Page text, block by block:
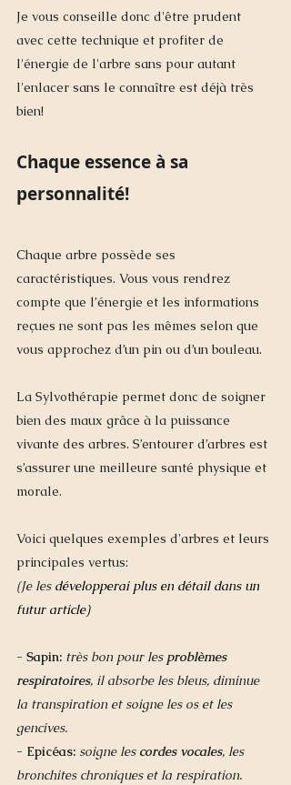
Je vous conseille donc d'être prudent
avec cette technique et profiter de
l'énergie de l'arbre sans pour autant
l'enlacer sans le connaître est déjà très
bien!
Chaque essence à sa
personnalité!
Chaque arbre possède ses
caractéristiques. Vous vous rendrez
compte que l’énergie et les informations
reçues ne sont pas les mêmes selon que
vous approchez d’un pin ou d’un bouleau.
La Sylvothérapie permet donc de soigner
bien des maux grâce à la puissance
vivante des arbres. S’entourer d’arbres est
s’assurer une meilleure santé physique et
morale.
Voici quelques exemples d'arbres et leurs
principales vertus:
(Je les développerai plus en détail dans un
futur article)
- Sapin: très bon pour les problèmes
respiratoires, il absorbe les bleus, diminue
la transpiration et soigne les os et les
gencives.
- Epicéas: soigne les cordes vocales, les
bronchites chroniques et la respiration.